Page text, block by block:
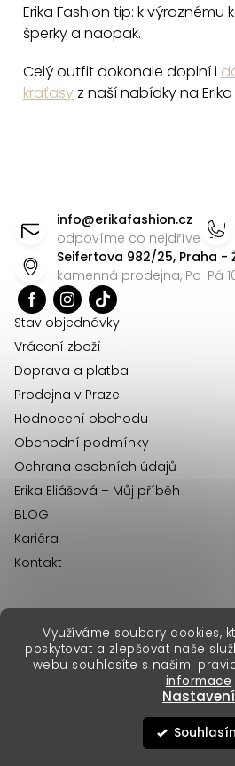
Využíváme soubory cookies,
poskytovat a zlepšovat naše
webu souhlasíte s našimi
informace
Nastavení
Erika Fashion tip: k
šperky a naopak.
Celý outfit dokonale doplní i
kraťasy z naší nabídky na Erika
info@erikafashion.cz
odpovíme co nejdříve
Seifertova 982/25, Praha -
kamenná prodejna, Po-Pá
Stav objednávky
Vrácení zboží
Doprava a platba
Prodejna v Praze
Hodnocení obchodu
Obchodní podmínky
Ochrana osobních údajů
Erika Eliášová – Můj příběh
BLOG
Kariéra
Kontakt
Vytvořil Shoptet Premium
Copyright 2026Erika Fashion.